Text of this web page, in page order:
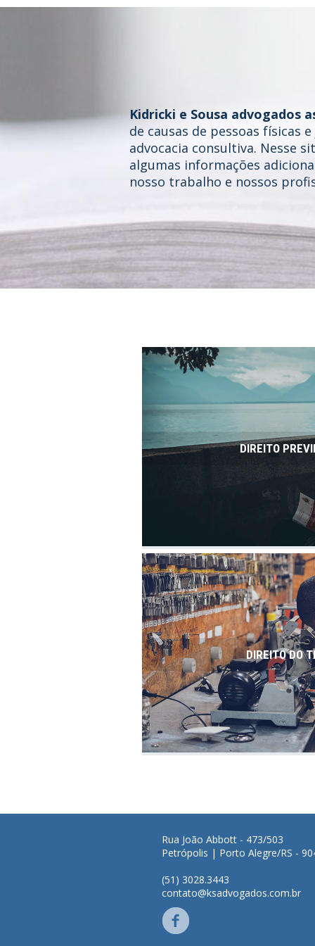
Kidricki e Sousa advogados
de causas de pessoas físicas
advocacia consultiva. Nesse
algumas informações
nosso trabalho e nossos
DIREITO
DIREITO DO
Rua João Abbott - 473/503
Petrópolis | Porto Alegre/RS -
(51) 3028.3443
contato@ksadvogados.com.br